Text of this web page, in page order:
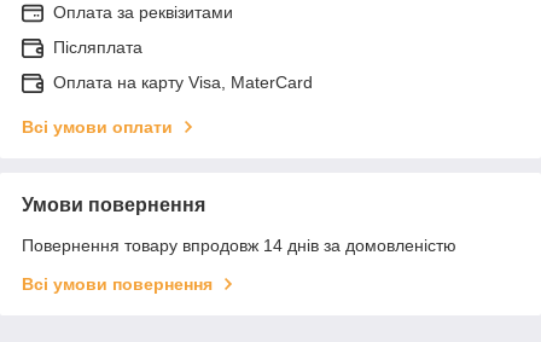
Оплата за реквізитами
Післяплата
Оплата на карту Visa, MaterCard
Всі умови оплати
Умови повернення
Повернення товару впродовж 14 днів за домовленістю
Всі умови повернення